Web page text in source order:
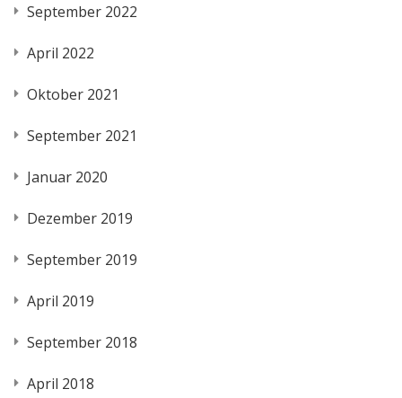
September 2022
April 2022
Oktober 2021
September 2021
Januar 2020
Dezember 2019
September 2019
April 2019
September 2018
April 2018